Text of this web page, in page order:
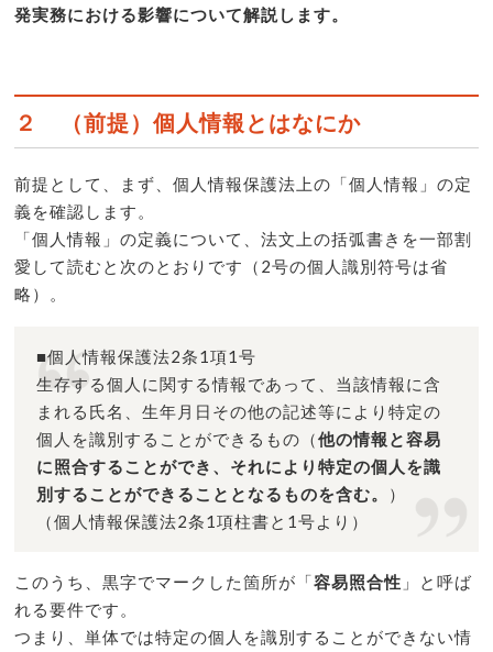
発実務における影響について解説します。
２ （前提）個人情報とはなにか
前提として、まず、個人情報保護法上の「個人情報」の定
義を確認します。
「個人情報」の定義について、法文上の括弧書きを一部割
愛して読むと次のとおりです（2号の個人識別符号は省
略）。
■個人情報保護法2条1項1号
生存する個人に関する情報であって、当該情報に含
まれる氏名、生年月日その他の記述等により特定の
個人を識別することができるもの（他の情報と容易
に照合することができ、それにより特定の個人を識
別することができることとなるものを含む。 ）
（個人情報保護法2条1項柱書と1号より）
このうち、黒字でマークした箇所が「容易照合性 」と呼ば
れる要件です。
つまり、単体では特定の個人を識別することができない情